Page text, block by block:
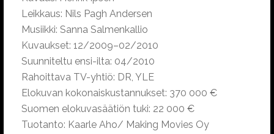
Leikkaus: Nils Pagh Andersen
Musiikki: Sanna Salmenkallio
Kuvaukset: 12/2009–02/2010
Suunniteltu ensi-ilta: 04/2010
Rahoittava TV-yhtiö: DR, YLE
Elokuvan kokonaiskustannukset: 370 000 €
Suomen elokuvasäätiön tuki: 22 000 €
Tuotanto: Kaarle Aho/ Making Movies Oy